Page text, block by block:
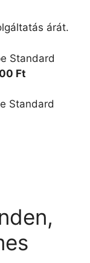
árát.
Standard 
Ft
